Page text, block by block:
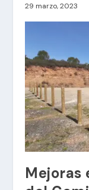
29 marzo, 2023
Mejoras